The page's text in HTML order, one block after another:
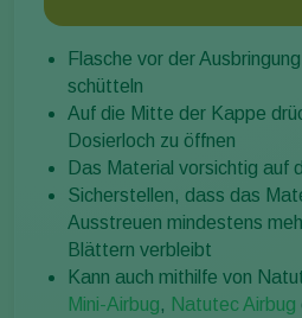
Flasche vor der
schütteln
Auf die Mitte der Kappe
Dosierloch zu öffnen
Das Material vorsichtig auf
Sicherstellen, dass das
Ausstreuen mindestens
Blättern verbleibt
Kann auch mithilfe von
Mini-Airbug, Natutec Airbug